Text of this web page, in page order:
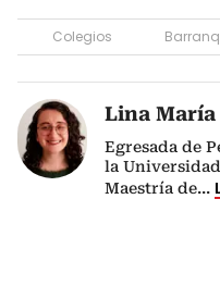
Colegios
Lina María
Egresada de
la
Maestría de...